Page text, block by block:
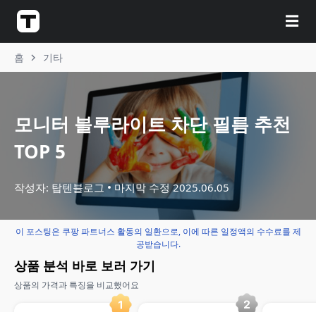
☰
홈 기타
모니터 블루라이트 차단 필름 추천
TOP 5
작성자: 탑텐블로그 마지막 수정2025.06.05
이 포스팅은 쿠팡 파트너스 활동의 일환으로, 이에 따른 일정액의 수수료를 제
공받습니다.
상품 분석 바로 보러 가기
상품의 가격과 특징을 비교했어요